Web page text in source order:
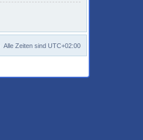
Alle Zeiten sind UTC+02:00